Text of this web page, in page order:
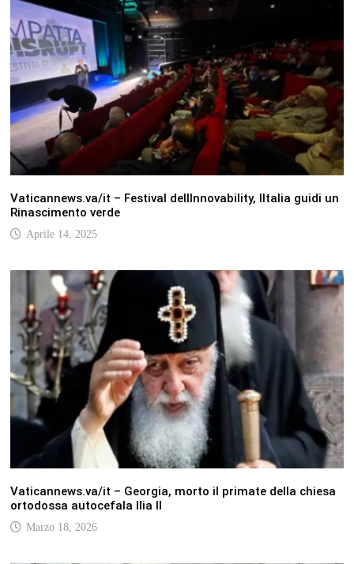
Vaticannews.va/it – Festival dellInnovability, lItalia guidi un
Rinascimento verde
Aprile 14, 2025
Vaticannews.va/it – Georgia, morto il primate della chiesa
ortodossa autocefala Ilia II
Marzo 18, 2026